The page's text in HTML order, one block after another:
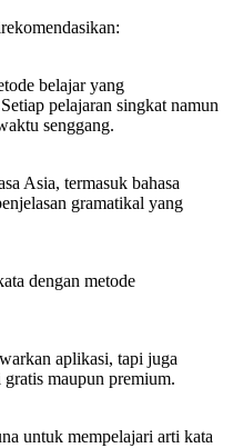
belajar yang
pelajaran singkat namun
senggang.
Asia, termasuk bahasa
gramatikal yang
dengan metode
aplikasi, tapi juga
maupun premium.
untuk mempelajari arti kata